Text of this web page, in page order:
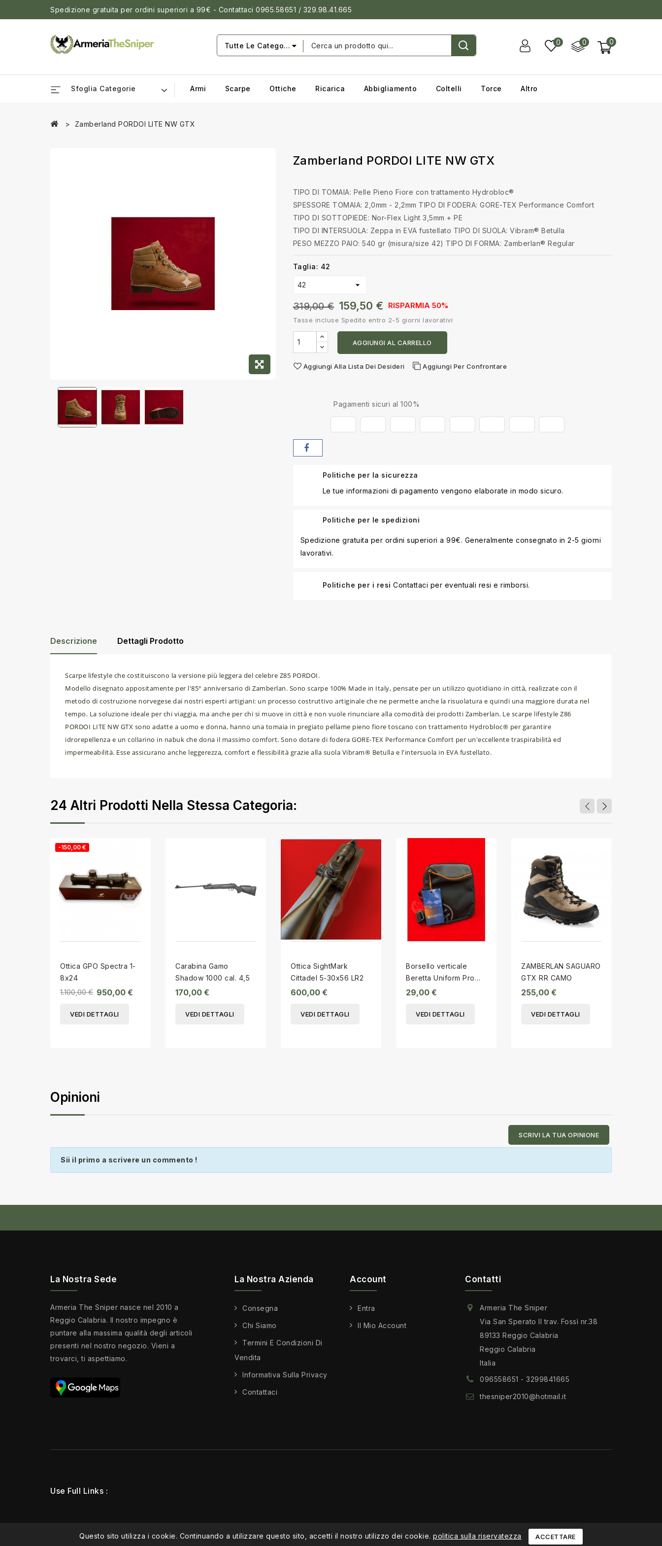
Spedizione gratuita per ordini superiori a 99€ - Contattaci 0965.58651 / 329.98.41.665
0
0
0
Tutte Le Categorie
Sfoglia Categorie Armi Scarpe Ottiche Ricarica Abbigliamento Coltelli Torce Altro
Zamberland PORDOI LITE NW GTX
Zamberland PORDOI LITE NW GTX
TIPO DI TOMAIA: Pelle Pieno Fiore con trattamento Hydrobloc®
SPESSORE TOMAIA: 2,0mm - 2,2mm TIPO DI FODERA: GORE-TEX Performance Comfort
TIPO DI SOTTOPIEDE: Nor-Flex Light 3,5mm + PE
TIPO DI INTERSUOLA: Zeppa in EVA fustellato TIPO DI SUOLA: Vibram® Betulla
PESO MEZZO PAIO: 540 gr (misura/size 42) TIPO DI FORMA: Zamberlan® Regular
Taglia: 42
319,00 € 159,50 € RISPARMIA 50%
Tasse incluse Spedito entro 2-5 giorni lavorativi
AGGIUNGI AL CARRELLO
Aggiungi Alla Lista Dei Desideri Aggiungi Per Confrontare
Pagamenti sicuri al 100%
Politiche per la sicurezza
Le tue informazioni di pagamento vengono elaborate in modo sicuro.
Politiche per le spedizioni
Spedizione gratuita per ordini superiori a 99€. Generalmente consegnato in 2-5 giorni
lavorativi.
Politiche per i resi Contattaci per eventuali resi e rimborsi.
Descrizione Dettagli Prodotto
Scarpe lifestyle che costituiscono la versione più leggera del celebre Z85 PORDOI.
Modello disegnato appositamente per l'85° anniversario di Zamberlan. Sono scarpe 100% Made in Italy, pensate per un utilizzo quotidiano in città, realizzate con il
metodo di costruzione norvegese dai nostri esperti artigiani: un processo costruttivo artiginale che ne permette anche la risuolatura e quindi una maggiore durata nel
tempo. La soluzione ideale per chi viaggia, ma anche per chi si muove in città e non vuole rinunciare alla comodità dei prodotti Zamberlan. Le scarpe lifestyle Z86
PORDOI LITE NW GTX sono adatte a uomo e donna, hanno una tomaia in pregiato pellame pieno fiore toscano con trattamento Hydrobloc® per garantire
idrorepellenza e un collarino in nabuk che dona il massimo comfort. Sono dotare di fodera GORE-TEX Performance Comfort per un'eccellente traspirabilità ed
impermeabilità. Esse assicurano anche leggerezza, comfort e flessibilità grazie alla suola Vibram® Betulla e l'intersuola in EVA fustellato.
24 Altri Prodotti Nella Stessa Categoria:
-150,00 €
Ottica GPO Spectra 1-
8x24
1.100,00 € 950,00 €
VEDI DETTAGLI
Carabina Gamo
Shadow 1000 cal. 4,5
170,00 €
VEDI DETTAGLI
Ottica SightMark
Cittadel 5-30x56 LR2
600,00 €
VEDI DETTAGLI
Borsello verticale
Beretta Uniform Pro
EVO
29,00 €
VEDI DETTAGLI
ZAMBERLAN SAGUARO
GTX RR CAMO
255,00 €
VEDI DETTAGLI
Opinioni
SCRIVI LA TUA OPINIONE
Sii il primo a scrivere un commento !
La Nostra Sede
Armeria The Sniper nasce nel 2010 a
Reggio Calabria. Il nostro impegno è
puntare alla massima qualità degli articoli
presenti nel nostro negozio. Vieni a
trovarci, ti aspettiamo.
La Nostra Azienda
Consegna
Chi Siamo
Termini E Condizioni Di
Vendita
Informativa Sulla Privacy
Contattaci
Account
Entra
Il Mio Account
Contatti
Armeria The Sniper
Via San Sperato II trav. Fossì nr.38
89133 Reggio Calabria
Reggio Calabria
Italia
096558651 - 3299841665
thesniper2010@hotmail.it
Questo sito utilizza i cookie. Continuando a utilizzare questo sito, accetti il ​​nostro utilizzo dei cookie. politica sulla riservatezza ACCETTARE
Use Full Links
© 2026 - Ecommerce software by PrestaShop™